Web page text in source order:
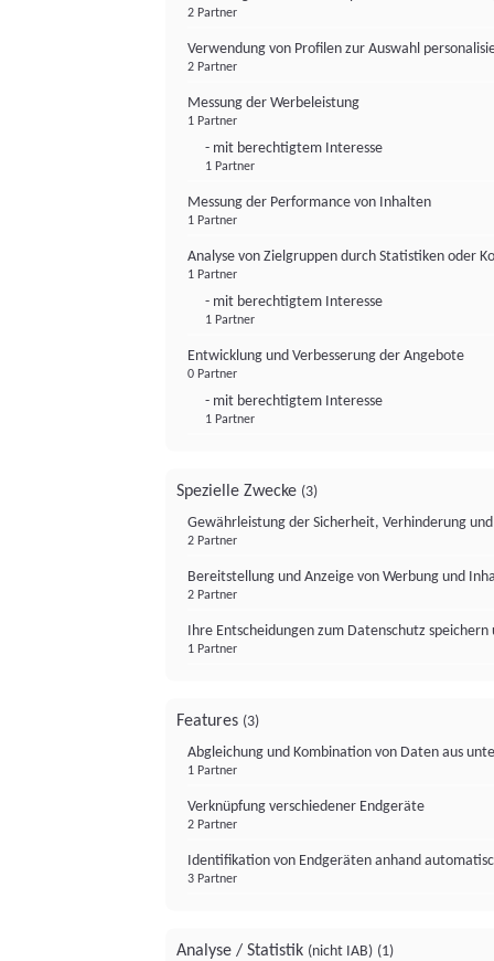
2 Partner
Verwendung von Profilen zur Auswahl
2 Partner
Messung der Werbeleistung
1 Partner
- mit berechtigtem Interesse
1 Partner
Messung der Performance von Inhalten
1 Partner
Analyse von Zielgruppen durch Statistiken oder
1 Partner
- mit berechtigtem Interesse
1 Partner
Entwicklung und Verbesserung der Angebote
0 Partner
- mit berechtigtem Interesse
1 Partner
Spezielle Zwecke (3)
Gewährleistung der Sicherheit, Verhinderung
2 Partner
Bereitstellung und Anzeige von Werbung und
2 Partner
Ihre Entscheidungen zum Datenschutz
1 Partner
Features (3)
Abgleichung und Kombination von Daten aus
1 Partner
Verknüpfung verschiedener Endgeräte
2 Partner
Identifikation von Endgeräten anhand
3 Partner
Analyse / Statistik (nicht IAB) (1)